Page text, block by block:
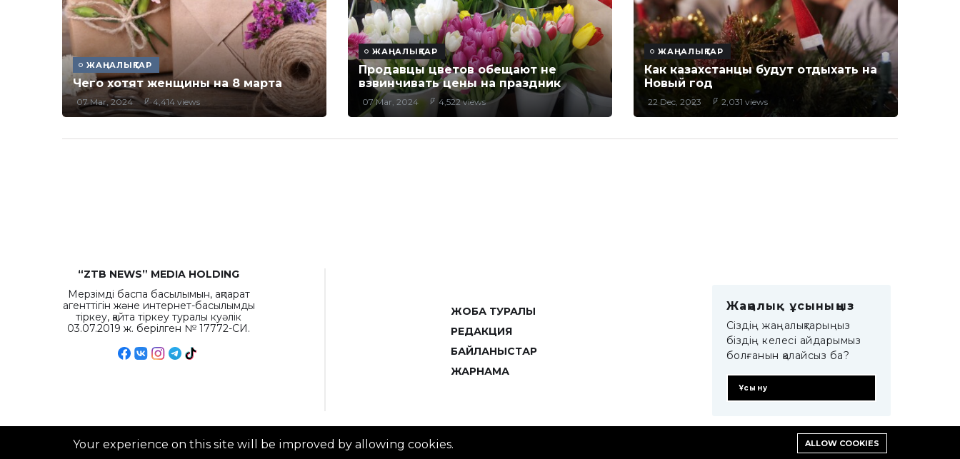
ЖАҢАЛЫҚТАР
Чего хотят женщины на 8 марта
07 Mar, 2024 4,414 views
ЖАҢАЛЫҚТАР
Продавцы цветов обещают не
взвинчивать цены на праздник
07 Mar, 2024 4,522 views
ЖАҢАЛЫҚТАР
Как казахстанцы будут отдыхать на
Новый год
22 Dec, 2023 2,031 views
“ZTB NEWS” MEDIA HOLDING
Мерзімді баспа басылымын, ақпарат
агенттігін және интернет-басылымды
тіркеу, қайта тіркеу туралы куәлік
03.07.2019 ж. берілген № 17772-СИ.
ЖОБА ТУРАЛЫ
РЕДАКЦИЯ
БАЙЛАНЫСТАР
ЖАРНАМА
Жаңалық ұсыныңыз
Сіздің жаңалықтарыңыз
біздің келесі айдарымыз
болғанын қалайсыз ба?
Ұсыну
Your experience on this site will be improved by allowing cookies. ALLOW COOKIES